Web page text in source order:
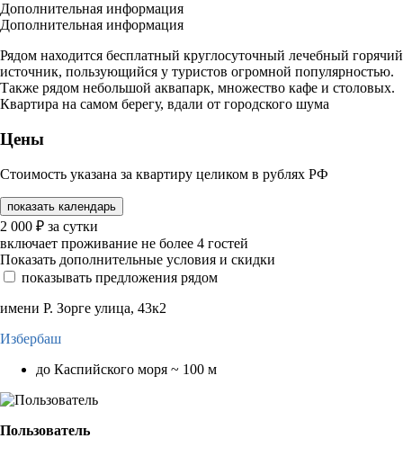
Дополнительная информация
Дополнительная информация
Рядом находится бесплатный круглосуточный лечебный горячий
источник, пользующийся у туристов огромной популярностью.
Также рядом небольшой аквапарк, множество кафе и столовых.
Квартира на самом берегу, вдали от городского шума
Цены
Стоимость указана за квартиру целиком в рублях РФ
показать календарь
2 000 ₽ за сутки
включает проживание не более 4 гостей
Показать дополнительные условия и скидки
показывать предложения рядом
имени Р. Зорге улица, 43к2
Избербаш
до Каспийского моря ~ 100 м
Пользователь